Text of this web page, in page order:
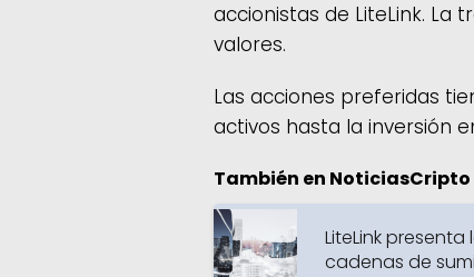
accionistas de LiteLink.
valores.
Las acciones preferidas
activos hasta la inversión
También en NoticiasCripto
LiteLink
cadenas de